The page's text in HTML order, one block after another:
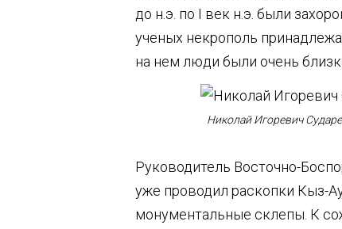
до н.э. по I век н.э. были
ученых некрополь
на нем люди были очень
Николай Игоревич
Руководитель Восточно-
уже проводил раскопки Кыз-
монументальные склепы. К